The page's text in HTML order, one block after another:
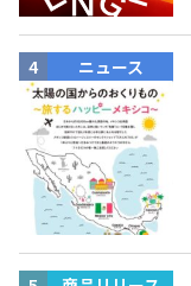
ニュース